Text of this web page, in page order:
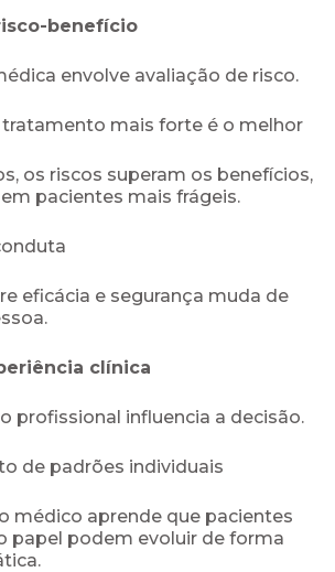
benefício
envolve avaliação de risco.
mais forte é o melhor
os riscos superam os benefícios,
pacientes mais frágeis.
eficácia e segurança muda de
clínica
profissional influencia a decisão.
de padrões individuais
médico aprende que pacientes
papel podem evoluir de forma